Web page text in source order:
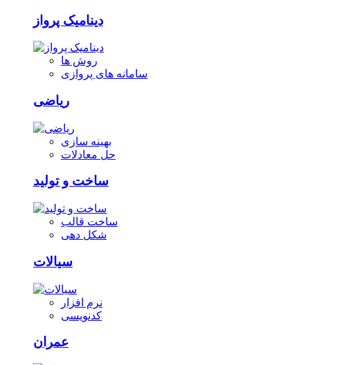
دینامیک پرواز
روش ها
سامانه های پروازی
ریاضی
بهینه سازی
حل معادلات
ساخت و تولید
ساخت قالب
شکل دهی
سیالات
نرم افزار
کدنویسی
عمران